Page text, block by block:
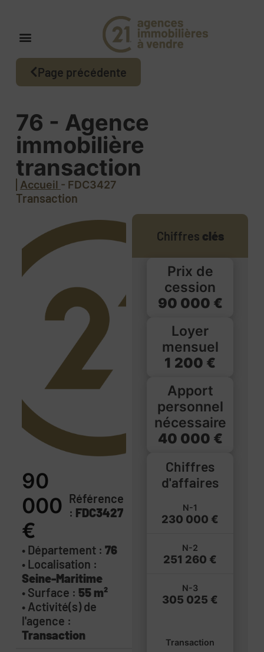
Page précédente
76 - Agence
immobilière
transaction
Accueil - FDC3427
Transaction
90
000
€
Référence
: FDC3427
• Département : 76
• Localisation :
Seine-Maritime
• Surface : 55 m²
• Activité(s) de
l'agence :
Transaction
Chiffres clés
Prix de
cession
90 000 €
Loyer
mensuel
1 200 €
Apport
personnel
nécessaire
40 000 €
Chiffres
d'affaires
N-1
230 000 €
N-2
251 260 €
N-3
305 025 €
Transaction